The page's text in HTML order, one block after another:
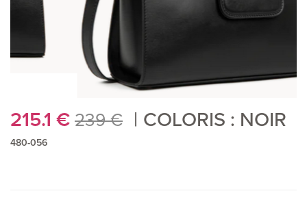
215.1 € 239 € COLORIS : NOIR
480-056